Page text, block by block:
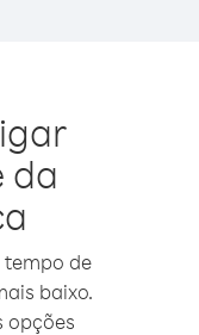
da
tempo de
baixo.
opções